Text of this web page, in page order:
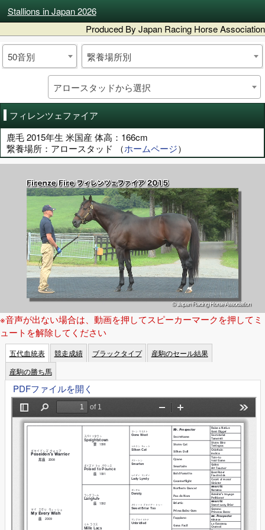
Stallions in Japan 2026
Produced By Japan Racing Horse Association
50音別 繋養場所別
アロースタッドから選択
フィレンツェファイア
鹿毛 2015年生 米国産 体高：166cm
繋養場所：アロースタッド （ホームページ）
※音声が出ない場合は、動画を押してスピーカーマークを押してミ
ュートを解除してください
五代血統表 競走成績 ブラックタイプ
産駒のセール結果
産駒の勝ち馬
PDFファイルを開く